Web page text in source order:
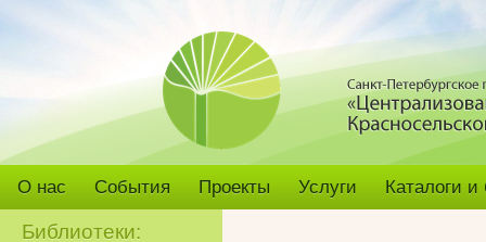
О нас События Проекты Услуги Каталоги
Библиотеки: